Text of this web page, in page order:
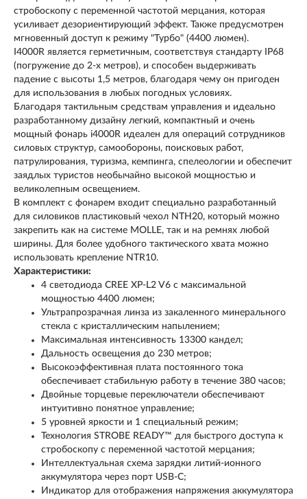
стробоскопу с переменной частотой мерцания, которая
усиливает дезориентирующий эффект. Также предусмотрен
мгновенный доступ к режиму "Турбо" (4400 люмен).
I4000R является герметичным, соответствуя стандарту IP68
(погружение до 2-х метров), и способен выдерживать
падение с высоты 1,5 метров, благодаря чему он пригоден
для использования в любых погодных условиях.
Благодаря тактильным средствам управления и идеально
разработанному дизайну легкий, компактный и очень
мощный фонарь i4000R идеален для операций сотрудников
силовых структур, самообороны, поисковых работ,
патрулирования, туризма, кемпинга, спелеологии и обеспечит
заядлых туристов необычайно высокой мощностью и
великолепным освещением.
В комплект с фонарем входит специально разработанный
для силовиков пластиковый чехол NTH20, который можно
закрепить как на системе MOLLE, так и на ремнях любой
ширины. Для более удобного тактического хвата можно
использовать крепление NTR10.
Характеристики:
4 светодиода CREE XP-L2 V6 с максимальной
мощностью 4400 люмен;
Ультрапрозрачная линза из закаленного минерального
стекла с кристаллическим напылением;
Максимальная интенсивность 13300 кандел;
Дальность освещения до 230 метров;
Высокоэффективная плата постоянного тока
обеспечивает стабильную работу в течение 380 часов;
Двойные торцевые переключатели обеспечивают
интуитивно понятное управление;
5 уровней яркости и 1 специальный режим;
Технология STROBE READY™ для быстрого доступа к
стробоскопу с переменной частотой мерцания;
Интеллектуальная схема зарядки литий-ионного
аккумулятора через порт USB-C;
Индикатор для отображения напряжения аккумулятора